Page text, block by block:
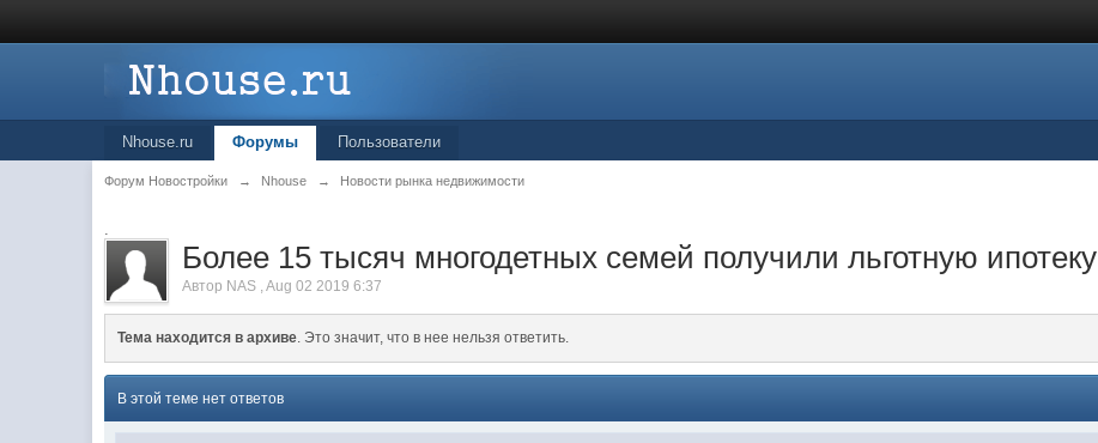
Nhouse.ru Форумы Пользователи
Форум Новостройки → Nhouse → Новости рынка недвижимости
.
Более 15 тысяч многодетных семей получили льготную ипотеку
Автор NAS ,Aug 02 2019 6:37
Тема находится в архиве. Это значит, что в нее нельзя ответить.
В этой теме нет ответов